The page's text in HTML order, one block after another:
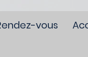
vous